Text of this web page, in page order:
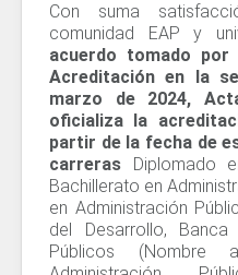
Con suma
comunidad EAP y
acuerdo tomado por
Acreditación en la
marzo de 2024,
oficializa la
partir de la fecha de
carreras Diplomado
Bachillerato en
en Administración
del Desarrollo,
Públicos (Nombre